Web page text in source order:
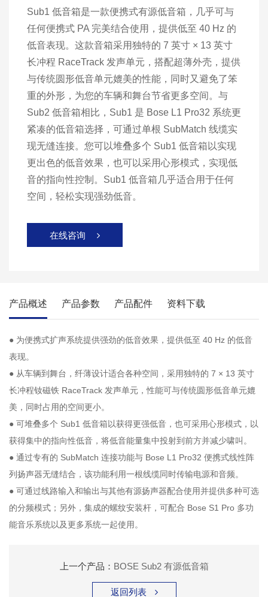
Sub1 低音箱是一款便携式有源低音箱，几乎可与
任何便携式 PA 完美结合使用，提供低至 40 Hz 的
低音表现。这款音箱采用独特的 7 英寸 × 13 英寸
长冲程 RaceTrack 发声单元，搭配超薄外壳，提供
与传统圆形低音单元媲美的性能，同时又避免了笨
重的外形，为您的车辆和舞台节省更多空间。与
Sub2 低音箱相比，Sub1 是 Bose L1 Pro32 系统更
紧凑的低音箱选择，可通过单根 SubMatch 线缆实
现无缝连接。您可以堆叠多个 Sub1 低音箱以实现
更出色的低音效果，也可以采用心形模式，实现低
音的指向性控制。Sub1 低音箱几乎适合用于任何
空间，轻松实现强劲低音。
在线咨询 
产品概述 产品参数 产品配件 资料下载
● 为便携式扩声系统提供强劲的低音效果，提供低至 40 Hz 的低音
表现。
● 从车辆到舞台，纤薄设计适合各种空间，采用独特的 7 × 13 英寸
长冲程钕磁铁 RaceTrack 发声单元，性能可与传统圆形低音单元媲
美，同时占用的空间更小。
● 可堆叠多个 Sub1 低音箱以获得更强低音，也可采用心形模式，以
获得集中的指向性低音，将低音能量集中投射到前方并减少啸叫。
● 通过专有的 SubMatch 连接功能与 Bose L1 Pro32 便携式线性阵
列扬声器无缝结合，该功能利用一根线缆同时传输电源和音频。
● 可通过线路输入和输出与其他有源扬声器配合使用并提供多种可选
的分频模式；另外，集成的螺纹安装杆，可配合 Bose S1 Pro 多功
能音乐系统以及更多系统一起使用。
上一个产品： BOSE Sub2 有源低音箱
返回列表 